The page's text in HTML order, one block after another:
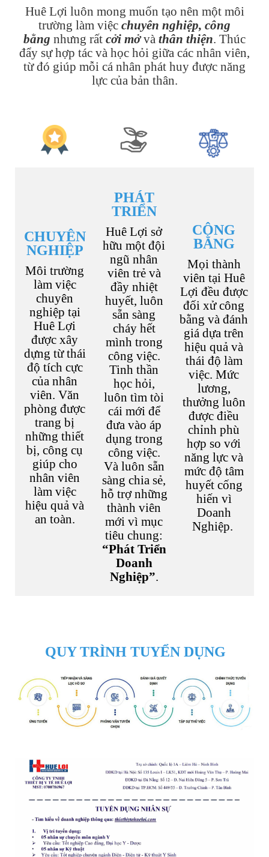
Huê Lợi luôn mong muốn tạo nên một môi
trường làm việc chuyên nghiệp, công
bằng nhưng rất cởi mởvà thân thiện. Thúc
đẩy sự hợp tác và học hỏi giữa các nhân viên,
từ đó giúp mỗi cá nhân phát huy được năng
lực của bản thân.
CHUYÊN
NGHIỆP
Môi trường
làm việc
chuyên
nghiệp tại
Huê Lợi
được xây
dựng từ thái
độ tích cực
của nhân
viên. Văn
phòng được
trang bị
những thiết
bị, công cụ
giúp cho
nhân viên
làm việc
hiệu quả và
an toàn.
PHÁT
TRIỂN
Huê Lợi sở
hữu một đội
ngũ nhân
viên trẻ và
đầy nhiệt
huyết, luôn
sẵn sàng
cháy hết
mình trong
công việc.
Tinh thần
học hỏi,
luôn tìm tòi
cái mới để
đưa vào áp
dụng trong
công việc.
Và luôn sẵn
sàng chia sẻ,
hỗ trợ những
thành viên
mới vì mục
tiêu chung:
“Phát Triển
Doanh
Nghiệp”.
CÔNG
BẰNG
Mọi thành
viên tại Huê
Lợi đều được
đối xử công
bằng và đánh
giá dựa trên
hiệu quả và
thái độ làm
việc. Mức
lương,
thưởng luôn
được điều
chỉnh phù
hợp so với
năng lực và
mức độ tâm
huyết cống
hiến vì
Doanh
Nghiệp.
QUY TRÌNH TUYỂN DỤNG